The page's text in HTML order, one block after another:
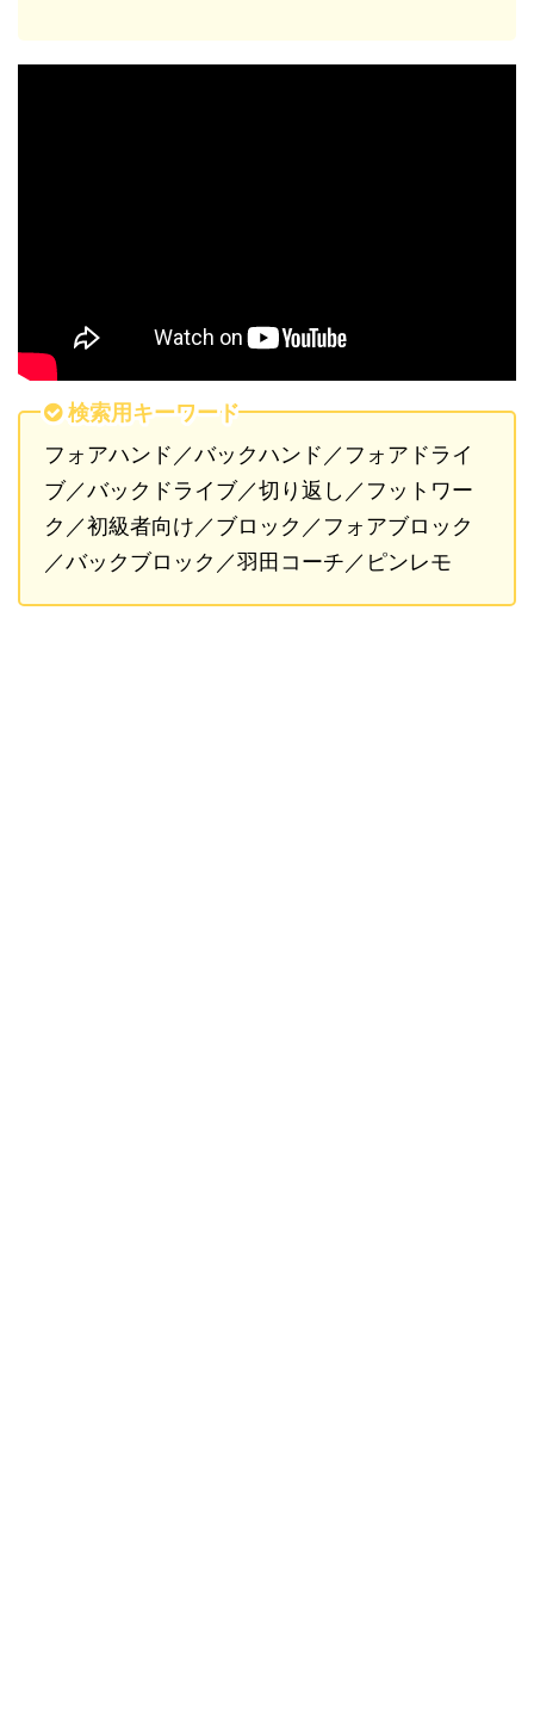
検索用キーワード
フォアハンド／バックハンド／フォアドライ
ブ／バックドライブ／切り返し／フットワー
ク／初級者向け／ブロック／フォアブロック
／バックブロック／羽田コーチ／ピンレモ